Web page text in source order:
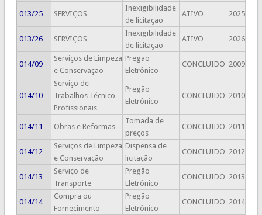
013/25 SERVIÇOS
Inexigibilidade
de licitação
ATIVO 2025
013/26 SERVIÇOS
Inexigibilidade
de licitação
ATIVO 2026
014/09
Serviços de Limpeza
e Conservação
Pregão
Eletrônico
CONCLUIDO 2009
014/10
Serviço de
Trabalhos Técnico-
Profissionais
Pregão
Eletrônico
CONCLUIDO 2010
014/11 Obras e Reformas
Tomada de
preços
CONCLUIDO 2011
014/12
Serviços de Limpeza
e Conservação
Dispensa de
licitação
CONCLUIDO 2012
014/13
Serviço de
Transporte
Pregão
Eletrônico
CONCLUIDO 2013
014/14
Compra ou
Fornecimento
Pregão
Eletrônico
CONCLUIDO 2014